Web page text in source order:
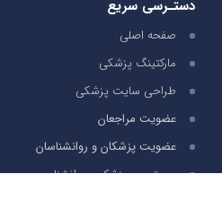
دستـرسی سریع
صفحه اصلی
مارکتینگ پزشکی
طراحی سایت پزشکی
عضویت مراجعان
عضویت پزشکان و روانشناسان
جستجوی پزشک و روانشناس